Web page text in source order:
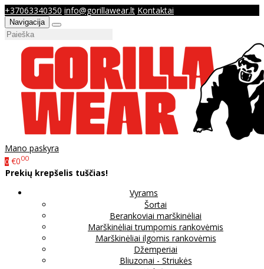
+37063340350 info@gorillawear.lt Kontaktai
Navigacija
Mano paskyra
0 €000
Prekių krepšelis tuščias!
Vyrams
Šortai
Berankoviai marškinėliai
Marškinėliai trumpomis rankovėmis
Marškinėliai ilgomis rankovėmis
Džemperiai
Bliuzonai - Striukės